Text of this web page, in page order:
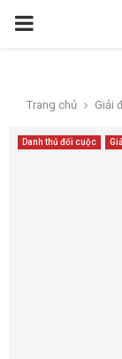
PRIMARY
Trang chủ Giải
Danh thủ đối cuộc